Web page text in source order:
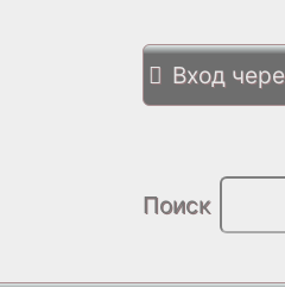
Вход
Поиск